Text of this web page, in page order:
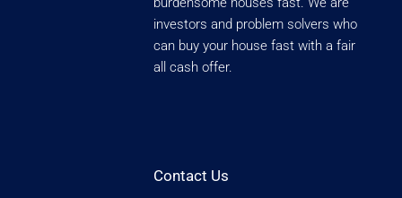
investors and problem solvers who
can buy your house fast with a fair
all cash offer.
Contact Us